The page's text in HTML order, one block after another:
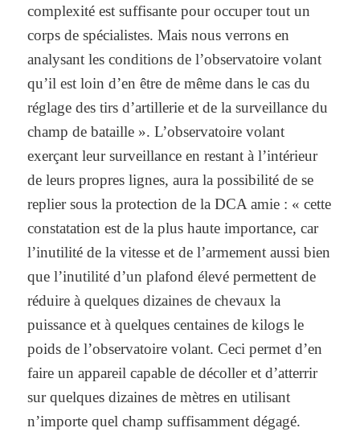
complexité est suffisante pour occuper tout un
corps de spécialistes. Mais nous verrons en
analysant les conditions de l’observatoire volant
qu’il est loin d’en être de même dans le cas du
réglage des tirs d’artillerie et de la surveillance du
champ de bataille ». L’observatoire volant
exerçant leur surveillance en restant à l’intérieur
de leurs propres lignes, aura la possibilité de se
replier sous la protection de la DCA amie : « cette
constatation est de la plus haute importance, car
l’inutilité de la vitesse et de l’armement aussi bien
que l’inutilité d’un plafond élevé permettent de
réduire à quelques dizaines de chevaux la
puissance et à quelques centaines de kilogs le
poids de l’observatoire volant. Ceci permet d’en
faire un appareil capable de décoller et d’atterrir
sur quelques dizaines de mètres en utilisant
n’importe quel champ suffisamment dégagé.